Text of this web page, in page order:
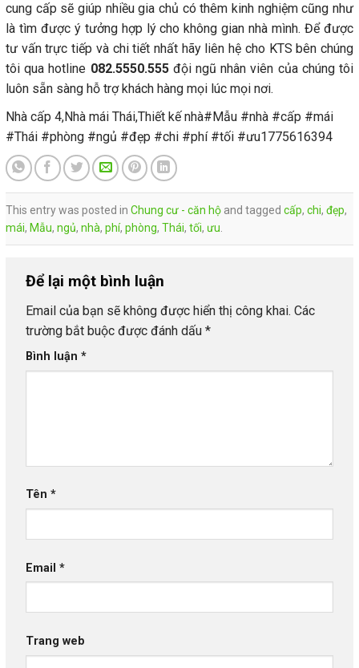
cung cấp sẽ giúp nhiều gia chủ có thêm kinh nghiệm cũng như
là tìm được ý tưởng hợp lý cho không gian nhà mình. Để được
tư vấn trực tiếp và chi tiết nhất hãy liên hệ cho KTS bên chúng
tôi qua hotline 082.5550.555đội ngũ nhân viên của chúng tôi
luôn sẵn sàng hỗ trợ khách hàng mọi lúc mọi nơi.
Nhà cấp 4,Nhà mái Thái,Thiết kế nhà#Mẫu #nhà #cấp #mái
#Thái #phòng #ngủ #đẹp #chi #phí #tối #ưu1775616394
This entry was posted in Chung cư - căn hộ and tagged cấp, chi, đẹp,
mái, Mẫu, ngủ, nhà, phí, phòng, Thái, tối, ưu
Để lại một bình luận
Email của bạn sẽ không được hiển thị công khai. Các
trường bắt buộc được đánh dấu *
Bình luận *
Tên *
Email *
Trang web